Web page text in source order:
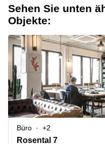
Büro
mieten
center
Coworking
Space
Seminarraum
Virtuelles
Büro
Büro
mieten
Geschäftsadresse
Hamburg
Geschäftsadresse
mieten
Düsseldorf
Geschäftsadresse
Stuttgart
Büro
Regus
Dortmund
Ruhrallee
Dortmund
Office Club
Ballindamm
3
Rahel-
Hirsch-
Straße
Über uns
Büro vermieten
Preis
Log-in
Sehen Sie unten
Objekte:
Büro +2
Rosental 7